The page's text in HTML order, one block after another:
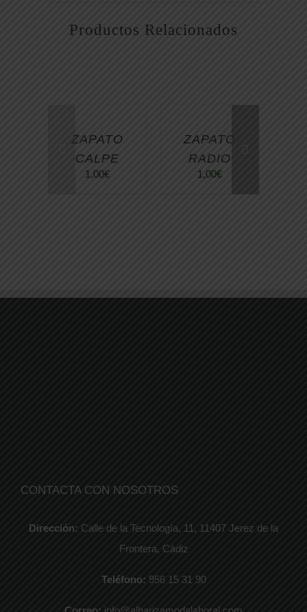
Productos Relacionados
TIENE
VARIANTES.
LAS
ZAPATO
CALPE
1,00€
TIENE
MÚLTIPLES
VARIANTES.
LAS
ZAPATO
RADIO
1,00€
CONTACTA CON NOSOTROS
Dirección: Calle de la Tecnología, 11, 11407 Jerez de la
Frontera, Cádiz
Teléfono: 956 15 31 90